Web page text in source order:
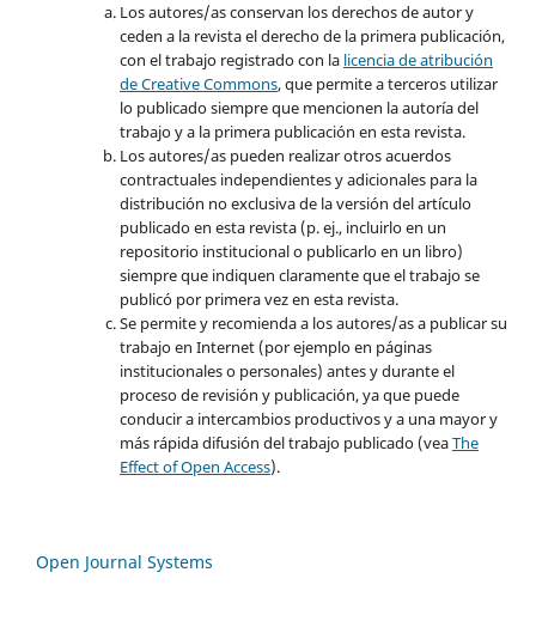
Los autores/as conservan los derechos de autor y
ceden a la revista el derecho de la primera publicación,
con el trabajo registrado con la licencia de atribución
de Creative Commons, que permite a terceros utilizar
lo publicado siempre que mencionen la autoría del
trabajo y a la primera publicación en esta revista.
Los autores/as pueden realizar otros acuerdos
contractuales independientes y adicionales para la
distribución no exclusiva de la versión del artículo
publicado en esta revista (p. ej., incluirlo en un
repositorio institucional o publicarlo en un libro)
siempre que indiquen claramente que el trabajo se
publicó por primera vez en esta revista.
Se permite y recomienda a los autores/as a publicar su
trabajo en Internet (por ejemplo en páginas
institucionales o personales) antes y durante el
proceso de revisión y publicación, ya que puede
conducir a intercambios productivos y a una mayor y
más rápida difusión del trabajo publicado (veaThe
Effect of Open Access).
Open Journal Systems